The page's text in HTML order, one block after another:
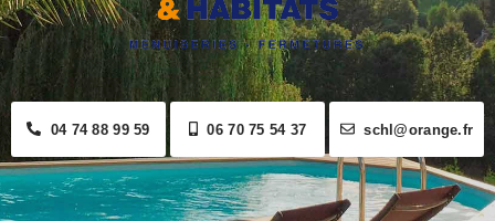
04 74 88 99 59 06 70 75 54 37 schl@orange.fr